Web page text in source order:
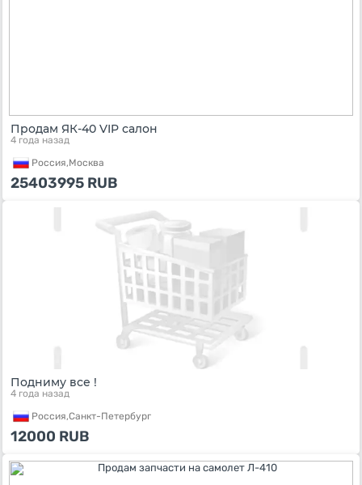
Продам ЯК-40 VIP салон
4 года назад
Россия,Москва
25403995 RUB
Подниму все !
4 года назад
Россия,Санкт-Петербург
12000 RUB